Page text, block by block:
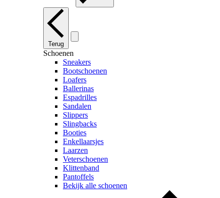
Terug
Schoenen
Sneakers
Bootschoenen
Loafers
Ballerinas
Espadrilles
Sandalen
Slippers
Slingbacks
Booties
Enkellaarsjes
Laarzen
Veterschoenen
Klittenband
Pantoffels
Bekijk alle schoenen